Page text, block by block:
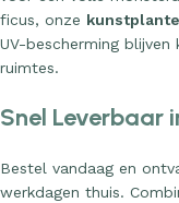
ficus, onze
UV-bescherming
ruimtes.
Snel Leverbaar
Bestel vandaag en
werkdagen thuis.